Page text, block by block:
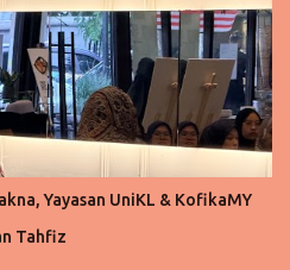
Malaysia bagi
tempatan kepada para
Sepanjang tempoh kempen, pusat
Malaysia dihiasi dengan
menggabungkan elemen seni
tropika serta estetika
mewujudkan suasana yang
memberikan pengalaman
keindahan budaya
Yayasan UniKL & KofikaMY
Tahfiz